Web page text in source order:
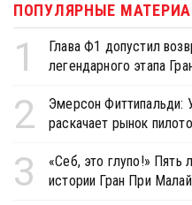
ПОПУЛЯРНЫЕ
1
Глава Ф1 допустил
легендарного этапа
2
Эмерсон Фиттипальди:
раскачает рынок
3
«Себ, это глупо!» Пять
истории Гран При